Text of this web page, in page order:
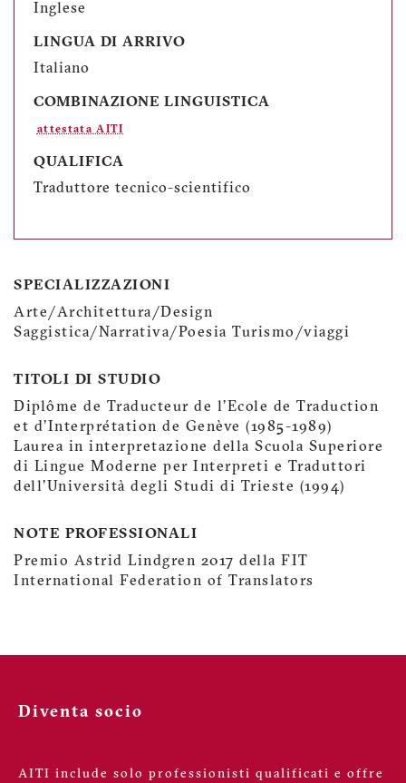
Inglese
LINGUA DI ARRIVO
Italiano
COMBINAZIONE LINGUISTICA
attestata AITI
QUALIFICA
Traduttore tecnico-scientifico
SPECIALIZZAZIONI
Arte/Architettura/Design
Saggistica/Narrativa/Poesia Turismo/viaggi
TITOLI DI STUDIO
Diplôme de Traducteur de l'Ecole de Traduction
et d'Interprétation de Genève (1985-1989)
Laurea in interpretazione della Scuola Superiore
di Lingue Moderne per Interpreti e Traduttori
dell'Università degli Studi di Trieste (1994)
NOTE PROFESSIONALI
Premio Astrid Lindgren 2017 della FIT
International Federation of Translators
Diventa socio
AITI include solo professionisti qualificati e offre